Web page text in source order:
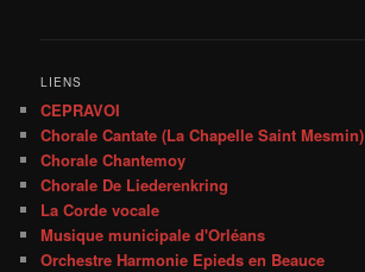
LIENS
CEPRAVOI
Chorale Cantate (La Chapelle Saint Mesmin)
Chorale Chantemoy
Chorale De Liederenkring
La Corde vocale
Musique municipale d'Orléans
Orchestre Harmonie Epieds en Beauce